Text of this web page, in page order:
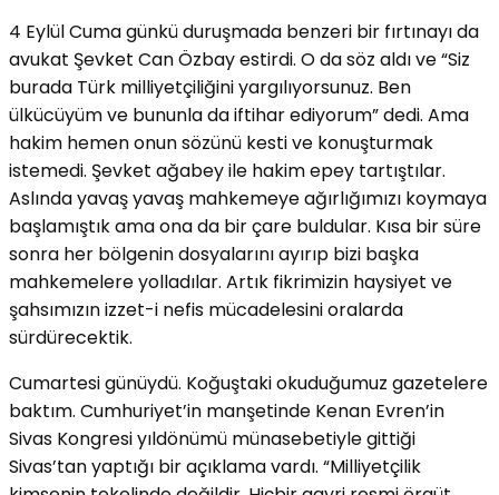
4 Eylül Cuma günkü duruşmada benzeri bir fırtınayı da
avukat Şevket Can Özbay estirdi. O da söz aldı ve “Siz
burada Türk milliyetçiliğini yargılıyorsunuz. Ben
ülkücüyüm ve bununla da iftihar ediyorum” dedi. Ama
hakim hemen onun sözünü kesti ve konuşturmak
istemedi. Şevket ağabey ile hakim epey tartıştılar.
Aslında yavaş yavaş mahkemeye ağırlığımızı koymaya
başlamıştık ama ona da bir çare buldular. Kısa bir süre
sonra her bölgenin dosyalarını ayırıp bizi başka
mahkemelere yolladılar. Artık fikrimizin haysiyet ve
şahsımızın izzet-i nefis mücadelesini oralarda
sürdürecektik.
Cumartesi günüydü. Koğuştaki okuduğumuz gazetelere
baktım. Cumhuriyet’in manşetinde Kenan Evren’in
Sivas Kongresi yıldönümü münasebetiyle gittiği
Sivas’tan yaptığı bir açıklama vardı. “Milliyetçilik